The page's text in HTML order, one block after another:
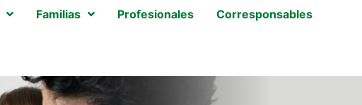
Familias Profesionales Corresponsables